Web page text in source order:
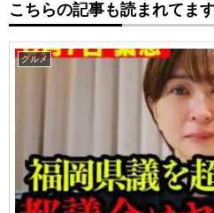
こちらの記事も読まれてます
グルメ